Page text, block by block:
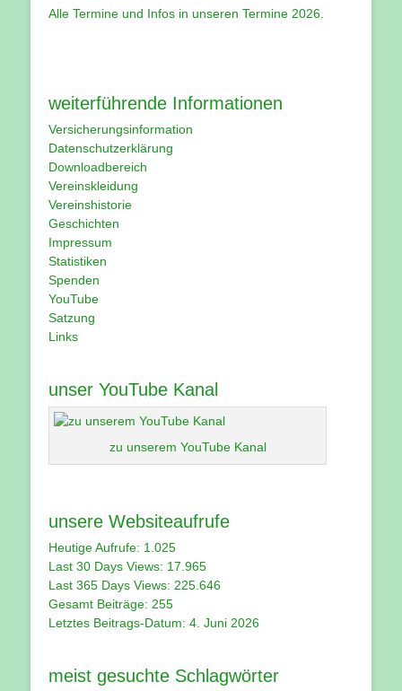
Alle Termine und Infos in unseren Termine 2026
weiterführende Informationen
Versicherungsinformation
Datenschutzerklärung
Downloadbereich
Vereinskleidung
Vereinshistorie
Geschichten
Impressum
Statistiken
Spenden
YouTube
Satzung
Links
unser YouTube Kanal
zu unserem YouTube Kanal
unsere Websiteaufrufe
Heutige Aufrufe: 1.025
Last 30 Days Views: 17.965
Last 365 Days Views: 225.646
Gesamt Beiträge: 255
Letztes Beitrags-Datum: 4. Juni 2026
meist gesuchte Schlagwörter